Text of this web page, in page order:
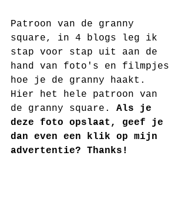
Patroon van de granny
square, in 4 blogs leg ik
stap voor stap uit aan de
hand van foto's en filmpjes
hoe je de granny haakt.
Hier het hele patroon van
de granny square. Als je
deze foto opslaat, geef je
dan even een klik op mijn
advertentie? Thanks!